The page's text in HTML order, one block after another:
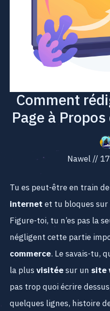
Comment
Page à
Nawel//
Tu es peut-être en train
internetet tu bloques
Figure-toi, tu n’es pas la
négligent cette partie
commerce. Le savais-tu,
la plusvisitéesur un site
pas trop quoi écrire
quelques lignes, histoire